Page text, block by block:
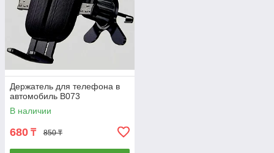
Держатель для телефона в
автомобиль B073
В наличии
680 ₸ 850 ₸